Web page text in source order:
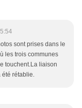
sont prises dans le
les trois communes
touchent.La liaison
été rétablie.